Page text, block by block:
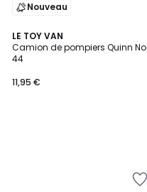
Nouveau
LE TOY VAN
Camion de pompiers Quinn No
44
11,95 €